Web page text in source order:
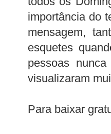
importância do
mensagem,
esquetes
pessoas
visualizaram
Para baixar